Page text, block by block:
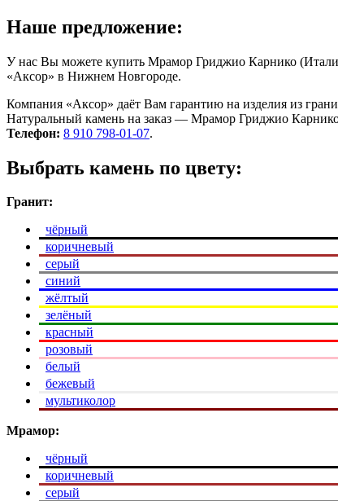
Наше предложение:
У нас Вы можете купить Мрамор Гриджио Карнико
«Аксор» в Нижнем Новгороде.
Компания «Аксор» даёт Вам гарантию на изделия из
Натуральный камень на заказ — Мрамор Гриджио
Телефон: 8 910 798-01-07.
Выбрать камень по цвету:
Гранит:
чёрный
коричневый
серый
синий
жёлтый
зелёный
красный
розовый
белый
бежевый
мультиколор
Мрамор:
чёрный
коричневый
серый